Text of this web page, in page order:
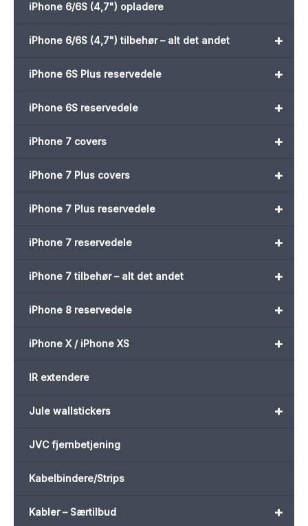
iPhone 6/6S (4,7") opladere
+
iPhone 6/6S (4,7") tilbehør – alt det andet
+
iPhone 6S Plus reservedele
+
iPhone 6S reservedele
+
iPhone 7 covers
+
iPhone 7 Plus covers
+
iPhone 7 Plus reservedele
+
iPhone 7 reservedele
+
iPhone 7 tilbehør – alt det andet
+
iPhone 8 reservedele
+
iPhone X / iPhone XS
IR extendere
+
Jule wallstickers
JVC fjernbetjening
Kabelbindere/Strips
+
Kabler – Særtilbud